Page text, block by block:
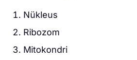
Nükleus
Ribozom
Mitokondri